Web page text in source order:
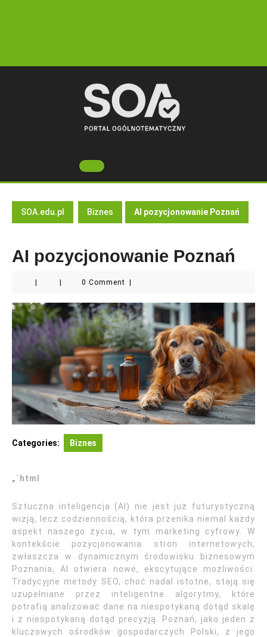
Open
Button
SOA.edu.pl Biznes AI pozycjonowanie Poznań
AI pozycjonowanie Poznań
0 Comment
Categories: Biznes
„`html
Sztuczna inteligencja (AI) nie jest już futurystyczną
wizją, lecz codziennością, która przenika niemal każdy
aspekt naszego życia, w tym marketing cyfrowy. W
kontekście pozycjonowania stron internetowych,
zwłaszcza w dynamicznym środowisku biznesowym
Poznania, AI otwiera nowe, ekscytujące możliwości.
Tradycyjne metody SEO, choć nadal istotne, stają się
uzupełniane przez inteligentne algorytmy, które
potrafią analizować dane na niespotykaną dotąd skalę
i z niespotykaną dotąd precyzją. Poznań, jako jeden z
kluczowych ośrodków gospodarczych Polski, z jego